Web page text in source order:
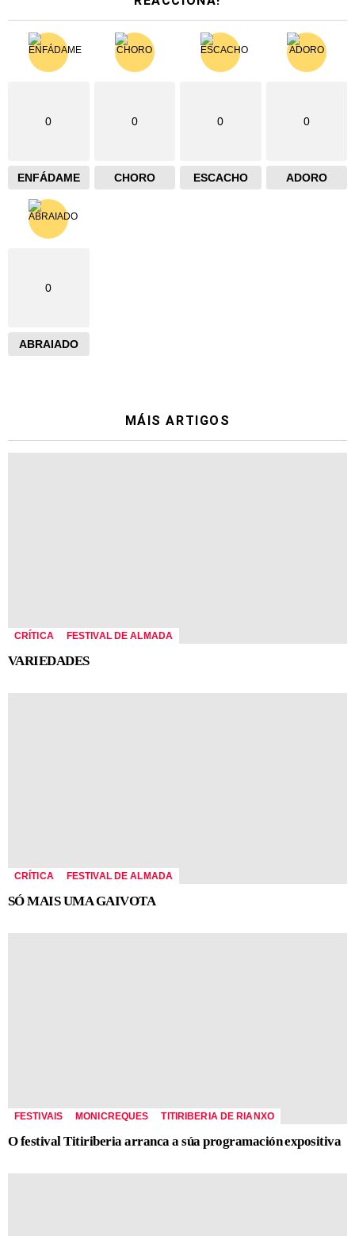
0
ENFÁDAME
0
CHORO
0
ESCACHO
0
ADORO
0
ABRAIADO
MÁIS ARTIGOS
CRÍTICA FESTIVAL DE ALMADA
VARIEDADES
CRÍTICA FESTIVAL DE ALMADA
SÓ MAIS UMA GAIVOTA
FESTIVAIS MONICREQUES TITIRIBERIA DE RIANXO
O festival Titiriberia arranca a súa programación expositiva